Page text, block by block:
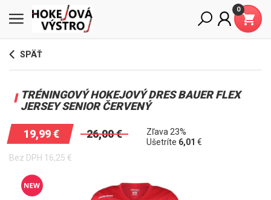
0
SPÄŤ
TRÉNINGOVÝ HOKEJOVÝ DRES BAUER FLEX
JERSEY SENIOR ČERVENÝ
19,99€ 26,00€
Zľava 23%
Ušetríte 6,01 €
Bez DPH 16,25 €